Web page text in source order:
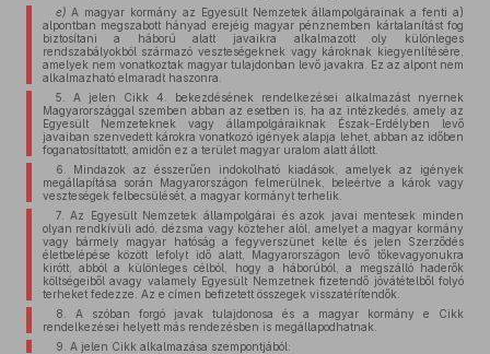
e) A magyar kormány az Egyesült Nemzetek állampolgárainak a fenti a)
alpontban megszabott hányad erejéig magyar pénznemben kártalanítást fog
biztosítani a háború alatt javaikra alkalmazott oly különleges
rendszabályokból származó veszteségeknek vagy károknak kiegyenlítésére,
amelyek nem vonatkoztak magyar tulajdonban levő javakra. Ez az alpont nem
alkalmazható elmaradt haszonra.
5. A jelen Cikk 4. bekezdésének rendelkezései alkalmazást nyernek
Magyarországgal szemben abban az esetben is, ha az intézkedés, amely az
Egyesült Nemzeteknek vagy állampolgáraiknak Észak-Erdélyben levő
javaiban szenvedett károkra vonatkozó igények alapja lehet, abban az időben
foganatosíttatott, amidőn ez a terület magyar uralom alatt állott.
6. Mindazok az ésszerűen indokolható kiadások, amelyek az igények
megállapítása során Magyarországon felmerülnek, beleértve a károk vagy
veszteségek felbecsülését, a magyar kormányt terhelik.
7. Az Egyesült Nemzetek állampolgárai és azok javai mentesek minden
olyan rendkívüli adó, dézsma vagy közteher alól, amelyet a magyar kormány
vagy bármely magyar hatóság a fegyverszünet kelte és jelen Szerződés
életbelépése között lefolyt idő alatt, Magyarországon levő tőkevagyonukra
kirótt, abból a különleges célból, hogy a háborúból, a megszálló haderők
költségeiből avagy valamely Egyesült Nemzetnek fizetendő jóvátételből folyó
terheket fedezze. Az e címen befizetett összegek visszatérítendők.
8. A szóban forgó javak tulajdonosa és a magyar kormány e Cikk
rendelkezései helyett más rendezésben is megállapodhatnak.
9. A jelen Cikk alkalmazása szempontjából: